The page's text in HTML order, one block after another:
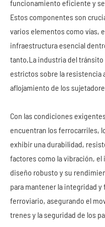
funcionamiento eficiente y
Estos componentes son
varios elementos como vías,
infraestructura esencial
tanto,La industria del
estrictos sobre la resistencia
aflojamiento de los
Con las condiciones
encuentran los ferrocarriles,
exhibir una durabilidad,
factores como la vibración, el
diseño robusto y su
para mantener la integridad
ferroviario, asegurando el
trenes y la seguridad de los